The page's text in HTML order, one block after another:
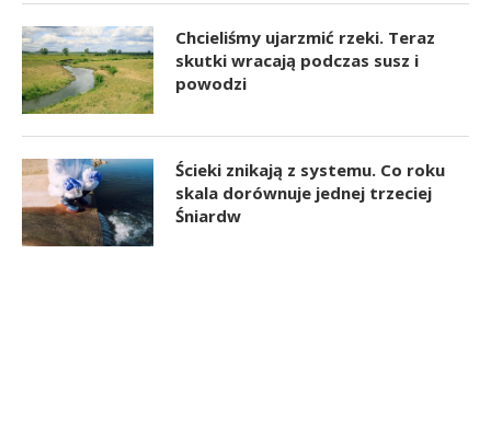
Chcieliśmy ujarzmić rzeki. Teraz
skutki wracają podczas susz i
powodzi
Ścieki znikają z systemu. Co roku
skala dorównuje jednej trzeciej
Śniardw